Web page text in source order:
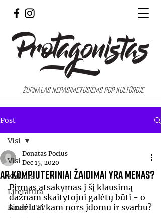
Žurnalas nepasimetusiems pop kultūroje
Post
Visi
Kultūra
Literatūra
Kinas ir TV
Visi
Ar kompiuteriniai žaidimai yra menas?
Donatas Pocius
Dec 15, 2020
Pirmas atsakymas į šį klausimą
dažnam skaitytojui galėtų būti - o
kodėl tai kam nors įdomu ir svarbu?